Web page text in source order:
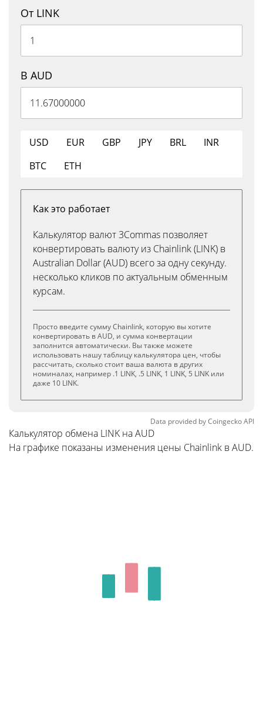
От LINK
В AUD
USD EUR GBP JPY BRL
INR
BTC
ETH
Как это работает
Калькулятор валют 3Commas позволяет
конвертировать валюту из Chainlink (LINK) в
Australian Dollar (AUD) всего за одну секунду.
несколько кликов по актуальным обменным
курсам.
Просто введите сумму Chainlink, которую вы хотите
конвертировать в AUD, и сумма конвертации
заполнится автоматически. Вы также можете
использовать нашу таблицу калькулятора цен, чтобы
рассчитать, сколько стоит ваша валюта в других
номиналах, например .1 LINK, .5 LINK, 1 LINK, 5 LINK или
даже 10 LINK.
Data provided byCoingeckoAPI
Калькулятор обмена LINK на AUD
На графике показаны изменения цены Chainlink в AUD.